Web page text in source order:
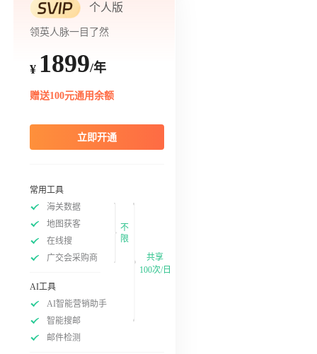
个人版
领英人脉一目了然
¥ 1899/年
赠送100元通用余额
立即开通
常用工具
海关数据
地图获客
在线搜
广交会采购商
不
限
AI工具
AI智能营销助手
智能搜邮
邮件检测
共享
100次/日